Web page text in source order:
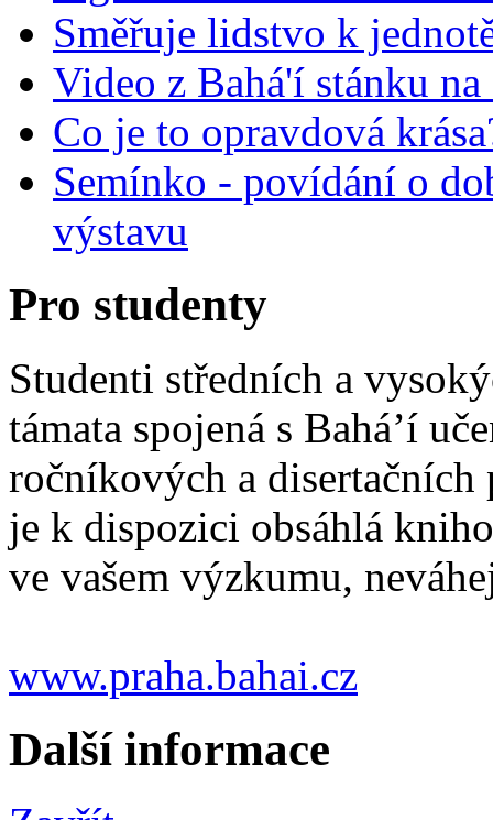
Směřuje lidstvo k
Video z Bahá'í stánku
Co je to opravdová
Semínko - povídání o
výstavu
Pro studenty
Studenti středních a
támata spojená s Bahá’í
ročníkových a disertačních
je k dispozici obsáhlá
ve vašem výzkumu,
www.praha.bahai.cz
Další informace